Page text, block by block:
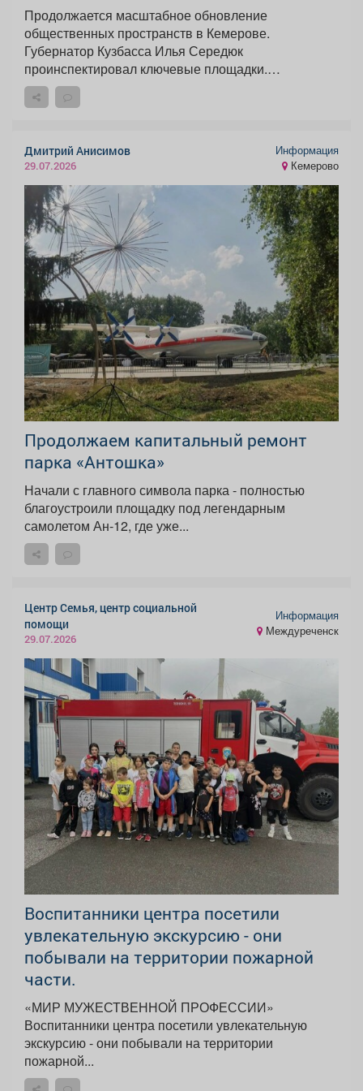
Продолжается масштабное обновление
общественных пространств в Кемерове.
Губернатор Кузбасса Илья Середюк
проинспектировал ключевые площадки.
Большинство...
Дмитрий Анисимов
29.07.2026
Информация
Кемерово
Продолжаем капитальный ремонт
парка «Антошка»
Начали с главного символа парка - полностью
благоустроили площадку под легендарным
самолетом Ан-12, где уже...
Центр Семья, центр социальной
помощи
29.07.2026
Информация
Междуреченск
Воспитанники центра посетили
увлекательную экскурсию - они
побывали на территории пожарной
части.
«МИР МУЖЕСТВЕННОЙ ПРОФЕССИИ»
Воспитанники центра посетили увлекательную
экскурсию - они побывали на территории
пожарной...